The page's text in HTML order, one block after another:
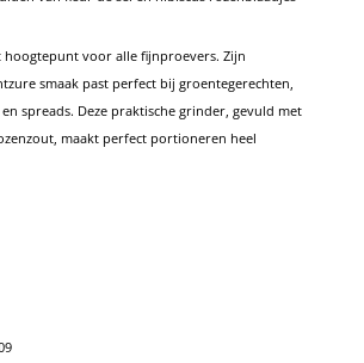
hoogtepunt voor alle fijnproevers. Zijn
smaak past perfect bij groentegerechten,
spreads. Deze praktische grinder, gevuld met
maakt perfect portioneren heel